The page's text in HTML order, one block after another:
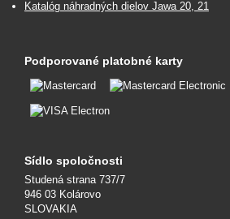
Katalóg náhradných dielov Jawa 20, 21
Podporované platobné karty
Sídlo spoločnosti
Studená strana 737/7
946 03 Kolárovo
SLOVAKIA